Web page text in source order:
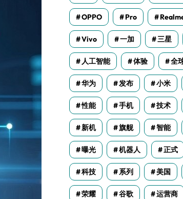
OPPO Pro
Vivo 一加 三星
人工智能 体验 全
华为 发布 小米
性能 手机 技术
新机 旗舰 智能
曝光 机器人 正式
科技 系列 美国
荣耀 谷歌 运营商